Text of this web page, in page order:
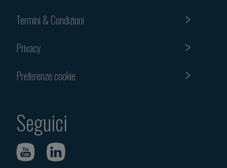
Termini & Condizioni
Privacy
Preferenze cookie
Seguici